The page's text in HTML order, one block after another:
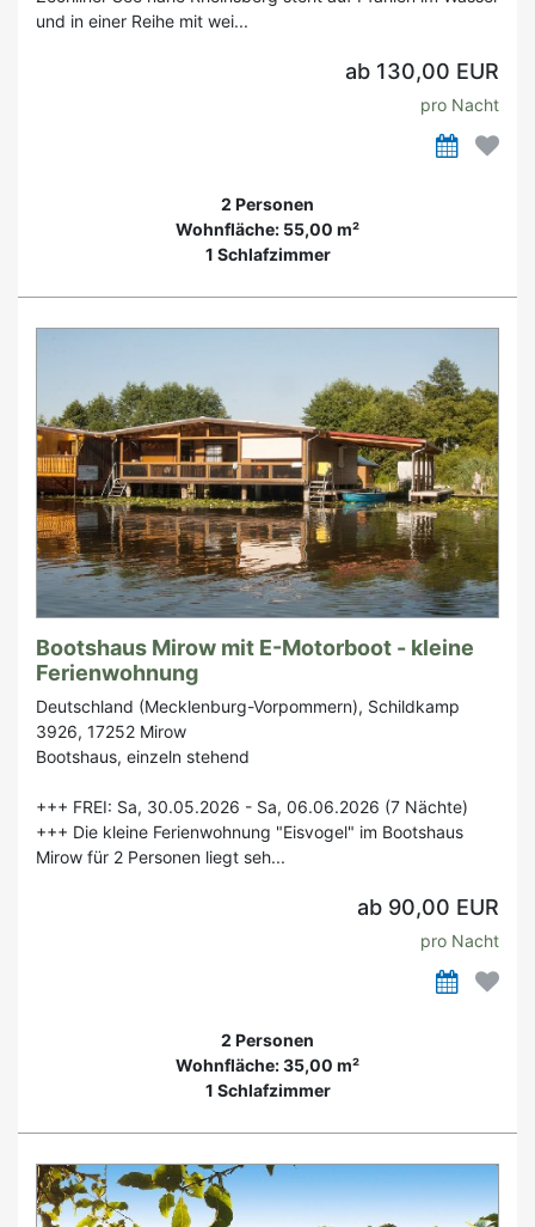
und in einer Reihe mit wei...
ab 130,00 EUR
pro Nacht
2 Personen
Wohnfläche: 55,00 m²
1 Schlafzimmer
Bootshaus Mirow mit E-Motorboot - kleine
Ferienwohnung
Deutschland (Mecklenburg-Vorpommern), Schildkamp
3926, 17252 Mirow
Bootshaus, einzeln stehend
+++ FREI: Sa, 30.05.2026 - Sa, 06.06.2026 (7 Nächte)
+++ Die kleine Ferienwohnung "Eisvogel" im Bootshaus
Mirow für 2 Personen liegt seh...
ab 90,00 EUR
pro Nacht
2 Personen
Wohnfläche: 35,00 m²
1 Schlafzimmer